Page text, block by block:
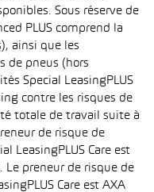
Sous réserve de
PLUS comprend la
ainsi que les
de pneus (hors
Special LeasingPLUS
contre les risques de
totale de travail suite à
de risque de
LeasingPLUS Care est
Le preneur de risque de
Care est AXA